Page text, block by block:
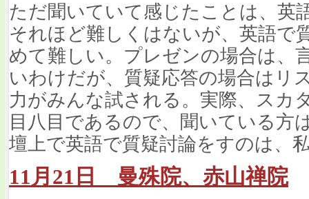
ただ聞いていて感じたことは、英
それほど難しくはないが、英語で
めて難しい。プレゼンの場合は、
いわけだが、質疑応答の場合はリ
力がみんな試される。実際、スカ
目八目であるので、聞いている方
壇上で英語で質疑討論をすのは、
11月21日 曼殊院、赤山禅院